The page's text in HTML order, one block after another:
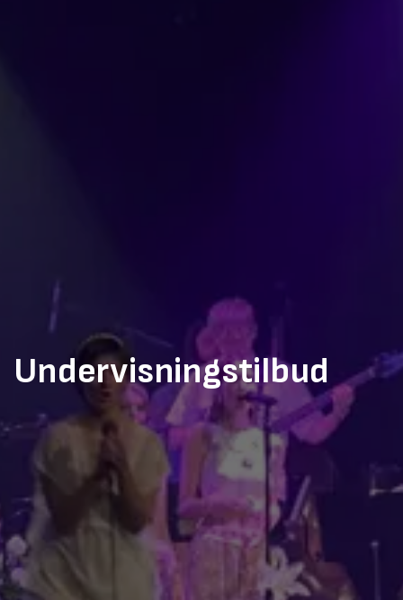
Undervisningstilbud